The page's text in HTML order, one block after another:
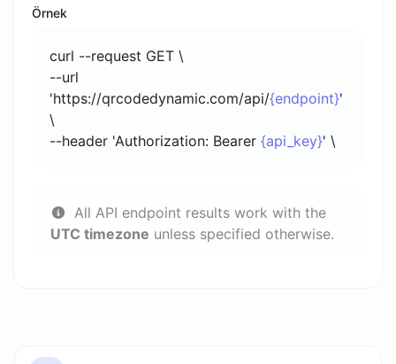
Örnek
curl --request GET \
--url
'https://qrcodedynamic.com/api/{endpoint}'
\
--header 'Authorization: Bearer {api_key}' \
All API endpoint results work with the
UTC timezone unless specified otherwise.